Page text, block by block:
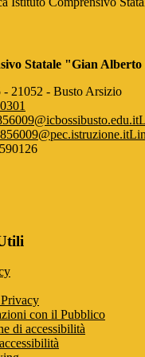
Statale "Gian Alberto
- 21052 - Busto Arsizio
con il Pubblico
di accessibilità